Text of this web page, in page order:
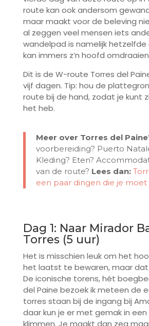
route kan ook andersom
maar maakt voor de beleving
al zeggen veel mensen iets
wandelpad is namelijk hetzelfde
kan immers z’n hoofd
Dit is de W-route Torres del
vijf dagen. Tip: hou de
route bij de hand, zodat je kunt
het heb.
Meer over Torres del
voorbereiding? Puerto
Kleding? Eten?
van de route? Lees dan:
een paar dingen die je
Dag 1: Naar Mirador
Torres (5 uur)
Het is misschien leuk om het
het laatst te bewaren, maar dat
De iconische torens, hét
del Paine bezoek ik meteen de
torres staan bij de ingang bij
daar kun je er met gemak in
klimmen. Je maakt dan zeg